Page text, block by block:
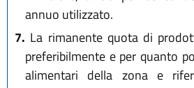
annuo utilizzato.
7. La rimanente quota di
preferibilmente e per quanto
alimentari della zona e